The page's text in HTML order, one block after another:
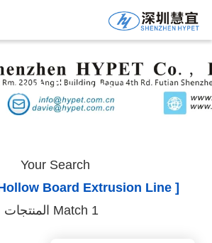
Results
Your Search
[ 150kw Pp Hollow Board Extrusion Line ]